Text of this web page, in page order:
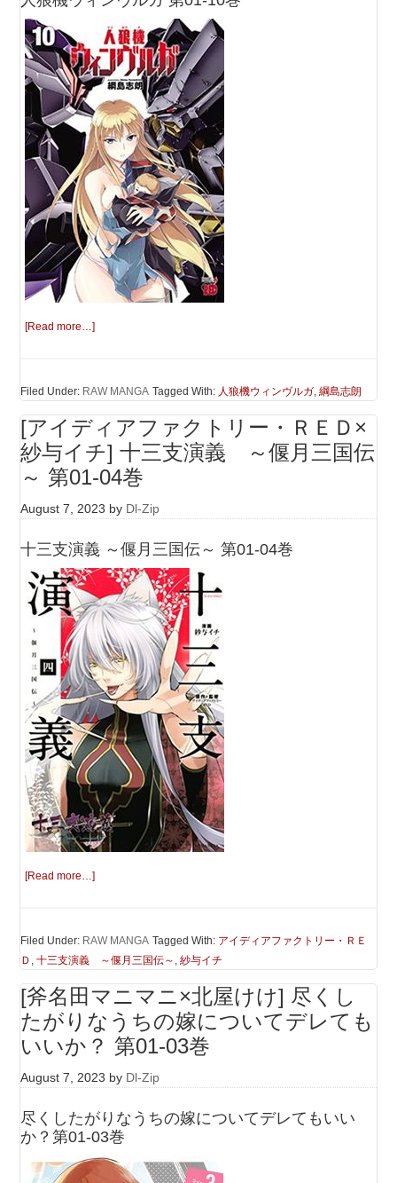
[Read more…]
Filed Under: RAW MANGA Tagged With: 人狼機ウィンヴルガ,綱島志朗
[アイディアファクトリー・ＲＥＤ×
紗与イチ] 十三支演義 ～偃月三国伝
～ 第01-04巻
August 7, 2023 by Dl-Zip
十三支演義 ～偃月三国伝～ 第01-04巻
[Read more…]
Filed Under: RAW MANGA Tagged With: アイディアファクトリー・ＲＥ
Ｄ ,十三支演義 ～偃月三国伝～ ,紗与イチ
[斧名田マニマニ×北屋けけ] 尽くし
たがりなうちの嫁についてデレても
いいか？ 第01-03巻
August 7, 2023 by Dl-Zip
尽くしたがりなうちの嫁についてデレてもいい
か？第01-03巻